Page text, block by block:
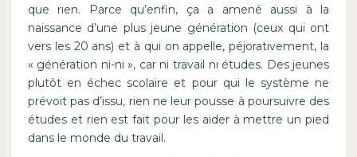
que rien. Parce qu’enfin, ça a amené aussi à la
naissance d’une plus jeune génération (ceux qui ont
vers les 20 ans) et à qui on appelle, péjorativement, la
« génération ni-ni », car ni travail ni études. Des jeunes
plutôt en échec scolaire et pour qui le système ne
prévoit pas d’issu, rien ne leur pousse à poursuivre des
études et rien est fait pour les aider à mettre un pied
dans le monde du travail.